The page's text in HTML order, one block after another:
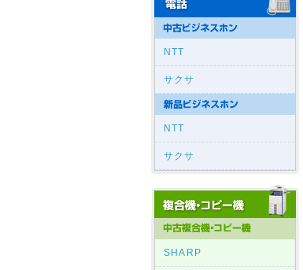
NTT
サクサ
NTT
サクサ
SHARP